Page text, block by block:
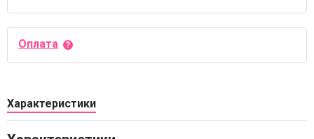
Оплата
Характеристики